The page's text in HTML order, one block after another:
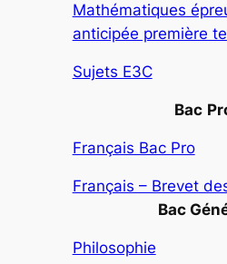
Mathématiques
anticipée première
Sujets E3C
Bac
Français Bac Pro
Français – Brevet
Bac
Philosophie